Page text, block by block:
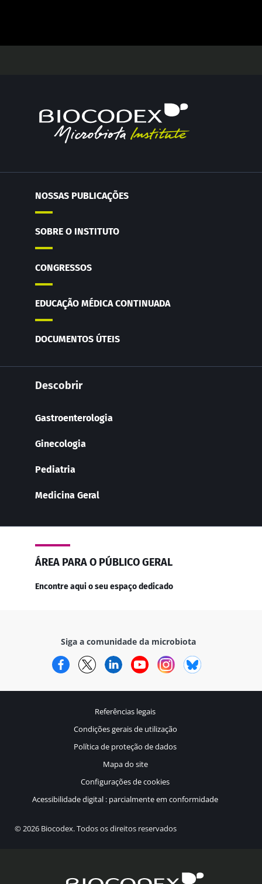
NOSSAS PUBLICAÇÕES
SOBRE O INSTITUTO
CONGRESSOS
EDUCAÇÃO MÉDICA CONTINUADA
DOCUMENTOS ÚTEIS
Descobrir
Gastroenterologia
Ginecologia
Pediatria
Medicina Geral
ÁREA PARA O PÚBLICO GERAL
Encontre aqui o seu espaço dedicado
Siga a comunidade da microbiota
FacebookTwitterLinkedInYouTubeInstagram
© 2026 Biocodex. Todos os direitos reservados
Referências legais
Condições gerais de utilização
Política de proteção de dados
Mapa do site
Configurações de cookies
Acessibilidade digital : parcialmente em conformidade